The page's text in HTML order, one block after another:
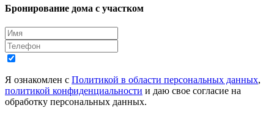
Бронирование дома с участком
Я ознакомлен с Политикой в области персональных данных,
политикой конфиденциальности и даю свое согласие на
обработку персональных данных.